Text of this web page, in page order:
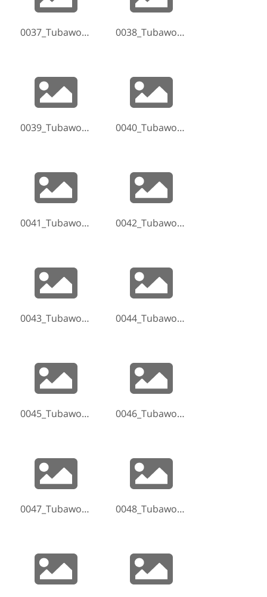
0037_Tubaworkshop-Hammelburg-2017-170520-200626.jpg 0038_Tubaworkshop-Hammelburg-2017-170520-201445.jpg
0039_Tubaworkshop-Hammelburg-2017-170520-201639.jpg 0040_Tubaworkshop-Hammelburg-2017-170520-201801.jpg
0041_Tubaworkshop-Hammelburg-2017-170520-202025.jpg 0042_Tubaworkshop-Hammelburg-2017-170520-204848.jpg
0043_Tubaworkshop-Hammelburg-2017-170520-205054.jpg 0044_Tubaworkshop-Hammelburg-2017-170520-211005.jpg
0045_Tubaworkshop-Hammelburg-2017-170520-211404.jpg 0046_Tubaworkshop-Hammelburg-2017-170520-211855.jpg
0047_Tubaworkshop-Hammelburg-2017-170520-213817.jpg 0048_Tubaworkshop-Hammelburg-2017-170520-214748.jpg